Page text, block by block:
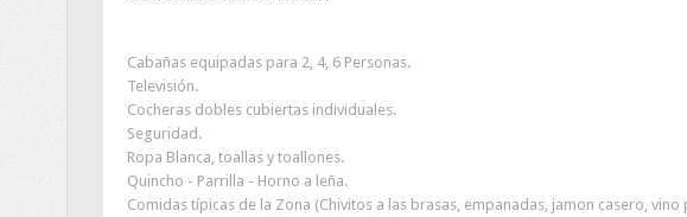
Cabañas equipadas para 2, 4, 6 Personas.
Televisión.
Cocheras dobles cubiertas individuales.
Seguridad.
Ropa Blanca, toallas y toallones.
Quincho - Parrilla - Horno a leña.
Comidas típicas de la Zona (Chivitos a las brasas, empanadas, jamon casero,